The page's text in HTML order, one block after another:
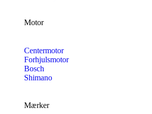
Motor
Centermotor
Forhjulsmotor
Bosch
Shimano
Mærker